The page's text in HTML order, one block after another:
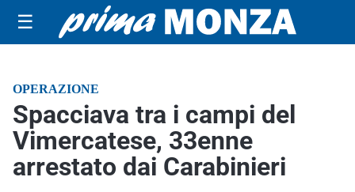
☰
OPERAZIONE
Spacciava tra i campi del
Vimercatese, 33enne
arrestato dai Carabinieri